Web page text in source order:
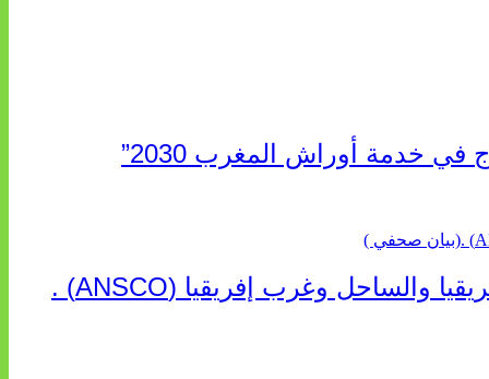
خدمة أوراش المغرب 2030”
“الخطوط الجوية الفرنسية” تعلن عن تعيين ليونيل رو مديراً عاماً جديداً لمنطقة شمال إفريقيا والساحل وغرب إفريقيا (ANSCO) .